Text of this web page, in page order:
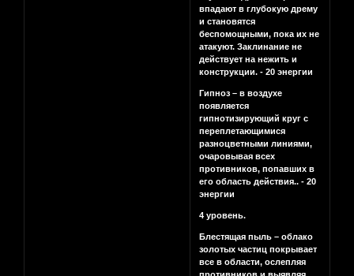
впадают в глубокую дрему
и становятся
беспомощными, пока их не
атакуют. Заклинание не
действует на нежить и
конструкции. - 20 энергии
Гипноз – в воздухе
появляется
гипнотизирующий круг с
переплетающимися
разноцветными линиями,
очаровывая всех
противников, попавших в
его область действия.. - 20
энергии
4 уровень.
Блестящая пыль – облако
золотых частиц покрывает
все в области, ослепляя